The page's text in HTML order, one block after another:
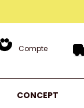
Compte
CONCEPT